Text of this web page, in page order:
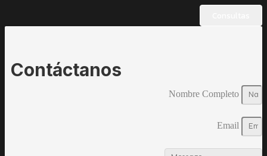
Contáctanos
Nombre Completo
Email